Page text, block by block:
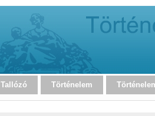
Tallózó Történelem